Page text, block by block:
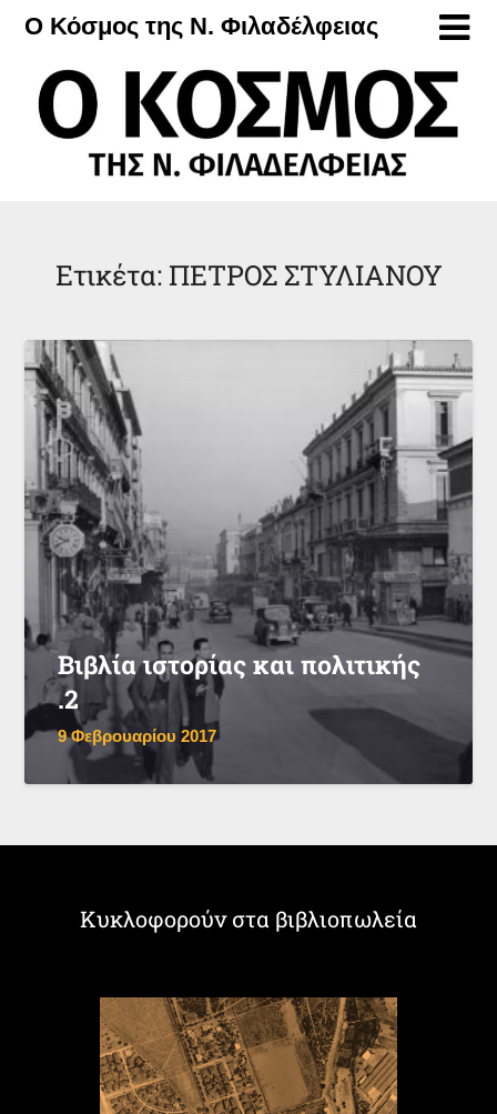
Μετάβαση
περιεχόμενο
Ο Κόσμος της Ν. Φιλαδέλφειας
Ετικέτα: ΠΕΤΡΟΣ ΣΤΥΛΙΑΝΟΥ
Βιβλία ιστορίας και πολιτικής
.2
9 Φεβρουαρίου 2017
Κυκλοφορούν στα βιβλιοπωλεία